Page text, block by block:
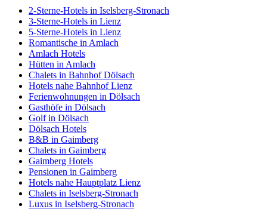
2-Sterne-Hotels in Iselsberg-Stronach
3-Sterne-Hotels in Lienz
5-Sterne-Hotels in Lienz
Romantische in Amlach
Amlach Hotels
Hütten in Amlach
Chalets in Bahnhof Dölsach
Hotels nahe Bahnhof Lienz
Ferienwohnungen in Dölsach
Gasthöfe in Dölsach
Golf in Dölsach
Dölsach Hotels
B&B in Gaimberg
Chalets in Gaimberg
Gaimberg Hotels
Pensionen in Gaimberg
Hotels nahe Hauptplatz Lienz
Chalets in Iselsberg-Stronach
Luxus in Iselsberg-Stronach